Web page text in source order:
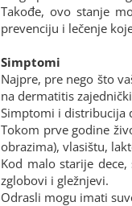
Takođe, ovo stanje
prevenciju i lečenje
Simptomi
Najpre, pre nego što
na dermatitis
Simptomi i distribucija
Tokom prve godine
obrazima), vlasištu,
Kod malo starije
zglobovi i gležnjevi.
Odrasli mogu imati